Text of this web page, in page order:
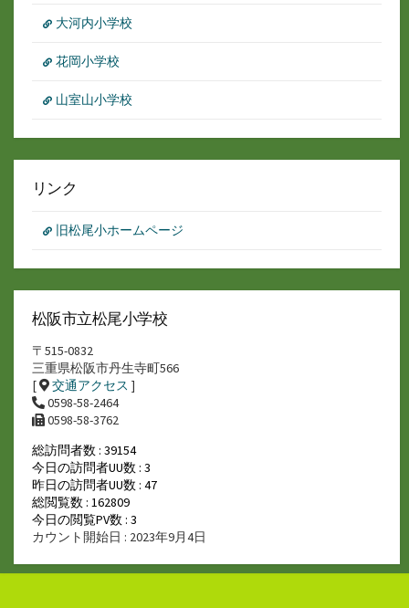
大河内小学校
花岡小学校
山室山小学校
リンク
旧松尾小ホームページ
松阪市立松尾小学校
〒515-0832
三重県松阪市丹生寺町566
[
交通アクセス ]
0598-58-2464
0598-58-3762
総訪問者数 : 39154
今日の訪問者UU数 : 3
昨日の訪問者UU数 : 47
総閲覧数 : 162809
今日の閲覧PV数 : 3
カウント開始日 : 2023年9月4日